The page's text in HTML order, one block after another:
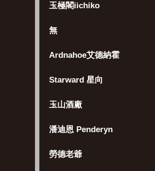
玉極閣iichiko
無
Ardnahoe艾德納霍
Starward 星向
玉山酒廠
潘迪恩 Penderyn
勞德老爺